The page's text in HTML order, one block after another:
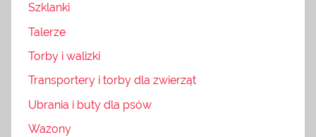
Szklanki
Talerze
Torby i walizki
Transportery i torby dla zwierząt
Ubrania i buty dla psów
Wazony